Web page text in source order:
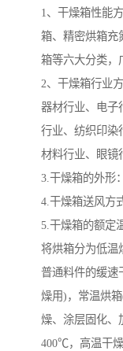
1、干燥箱性能
箱、精密烘箱充
箱等六大分类，
2、干燥箱行业
器材行业、电子
行业、纺织印染
材料行业、眼镜
3.干燥箱的外形
4.干燥箱送风方
5.干燥箱的额定
将烘箱分为低温
普通料件的缓速
燥用)，常温烘
燥、涂层固化、
400℃，高温干